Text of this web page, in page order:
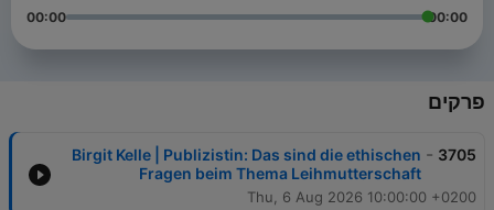
00:00
00:00
פרקים
3705
-
Birgit Kelle | Publizistin: Das sind die ethischen
Fragen beim Thema Leihmutterschaft
Thu, 6 Aug 2026 10:00:00 +0200